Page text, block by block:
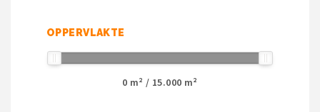
OPPERVLAKTE
0 m² / 15.000 m²